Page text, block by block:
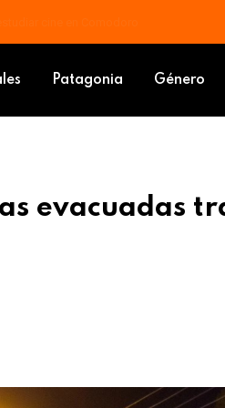
Patagonia Género
evacuadas